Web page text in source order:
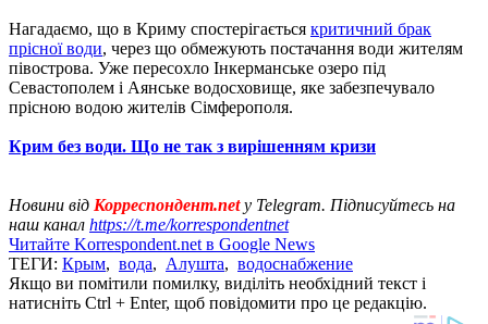
Нагадаємо, що в Криму спостерігається критичний брак
прісної води, через що обмежують постачання води жителям
півострова. Уже пересохло Інкерманське озеро під
Севастополем і Аянське водосховище, яке забезпечувало
прісною водою жителів Сімферополя.
Крим без води. Що не так з вирішенням кризи
Новини від Корреспондент.netу Telegram. Підписуйтесь на
наш канал https://t.me/korrespondentnet
Читайте Korrespondent.net в Google News
ТЕГИ: Крым, вода, Алушта, водоснабжение
Якщо ви помітили помилку, виділіть необхідний текст і
натисніть Ctrl + Enter, щоб повідомити про це редакцію.